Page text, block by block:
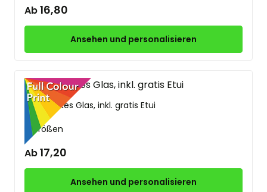
Ab16,80
Ansehen und personalisieren
Extra dickes Glas, inkl. gratis Etui
5 Größen
Ab17,20
Ansehen und personalisieren